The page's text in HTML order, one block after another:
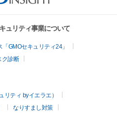
ュリティ事業について
GMOセキュリティ24」
ク診断
ティ byイエラエ）
なりすまし対策